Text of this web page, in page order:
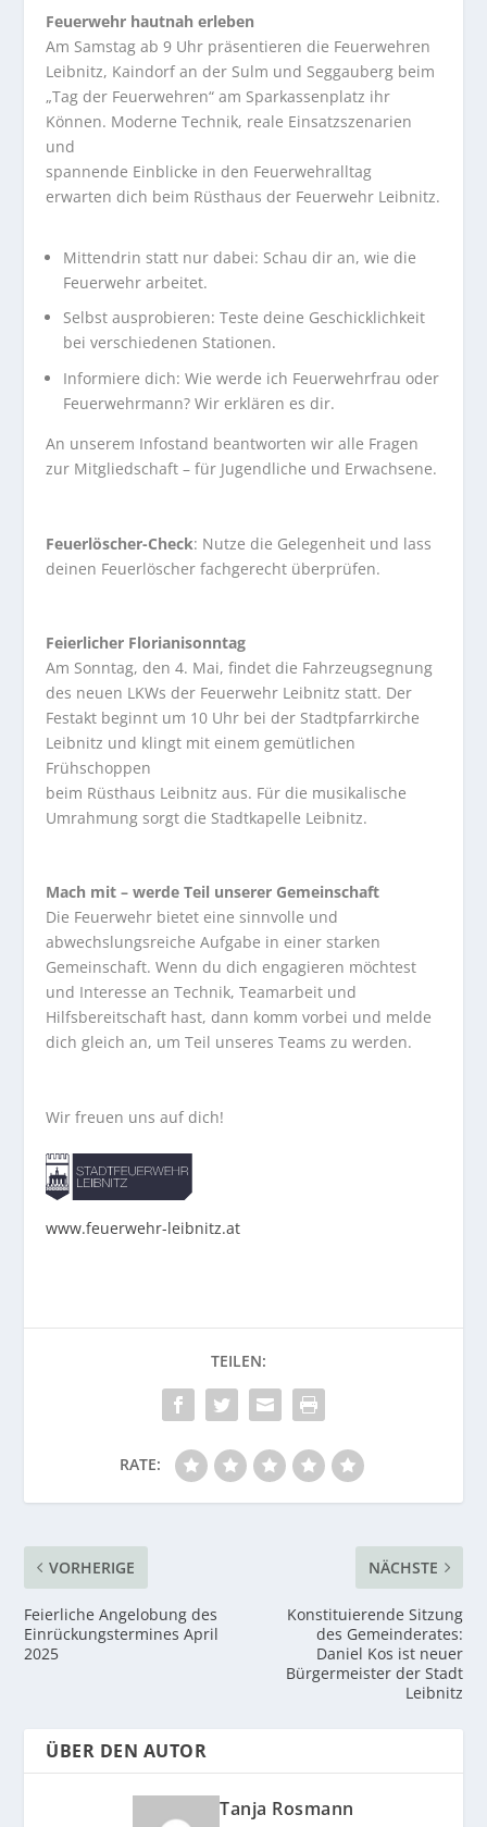
Feuerwehr hautnah erleben
Am Samstag ab 9 Uhr präsentieren die Feuerwehren
Leibnitz, Kaindorf an der Sulm und Seggauberg beim
„Tag der Feuerwehren“ am Sparkassenplatz ihr
Können. Moderne Technik, reale Einsatzszenarien
und
spannende Einblicke in den Feuerwehralltag
erwarten dich beim Rüsthaus der Feuerwehr Leibnitz.
Mittendrin statt nur dabei: Schau dir an, wie die
Feuerwehr arbeitet.
Selbst ausprobieren: Teste deine Geschicklichkeit
bei verschiedenen Stationen.
Informiere dich: Wie werde ich Feuerwehrfrau oder
Feuerwehrmann? Wir erklären es dir.
An unserem Infostand beantworten wir alle Fragen
zur Mitgliedschaft – für Jugendliche und Erwachsene.
Feuerlöscher-Check: Nutze die Gelegenheit und lass
deinen Feuerlöscher fachgerecht überprüfen.
Feierlicher Florianisonntag
Am Sonntag, den 4. Mai, findet die Fahrzeugsegnung
des neuen LKWs der Feuerwehr Leibnitz statt. Der
Festakt beginnt um 10 Uhr bei der Stadtpfarrkirche
Leibnitz und klingt mit einem gemütlichen
Frühschoppen
beim Rüsthaus Leibnitz aus. Für die musikalische
Umrahmung sorgt die Stadtkapelle Leibnitz.
Mach mit – werde Teil unserer Gemeinschaft
Die Feuerwehr bietet eine sinnvolle und
abwechslungsreiche Aufgabe in einer starken
Gemeinschaft. Wenn du dich engagieren möchtest
und Interesse an Technik, Teamarbeit und
Hilfsbereitschaft hast, dann komm vorbei und melde
dich gleich an, um Teil unseres Teams zu werden.
Wir freuen uns auf dich!
www.feuerwehr-leibnitz.at
RATE:
VORHERIGE
Feierliche Angelobung des
Einrückungstermines April
2025
NÄCHSTE
Konstituierende Sitzung
des Gemeinderates:
Daniel Kos ist neuer
Bürgermeister der Stadt
Leibnitz
ÜBER DEN AUTOR
Tanja Rosmann